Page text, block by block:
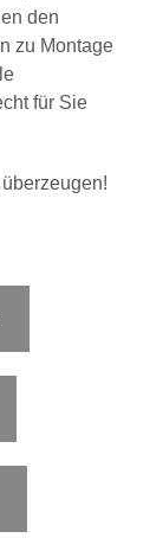
den
zu Montage
für Sie